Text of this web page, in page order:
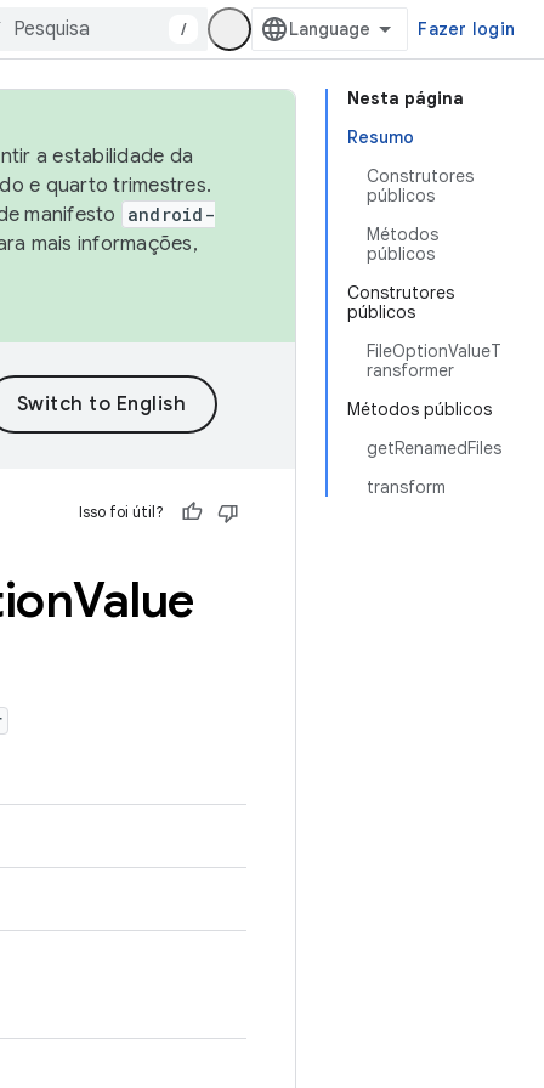
/ Fazer login
Nesta página
Resumo
Construtores
públicos
Métodos
públicos
Construtores
públicos
FileOptionValueT
ransformer
Métodos públicos
getRenamedFiles
transform
a estabilidade da
e quarto trimestres.
manifesto
android-
mais informações,
Isso foi útil?
Value